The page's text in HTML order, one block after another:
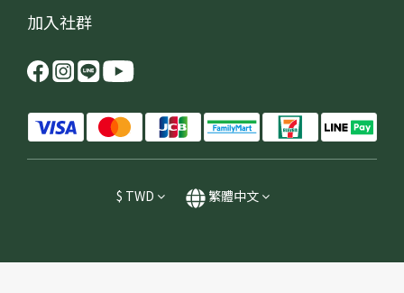
加入社群
$ TWD 繁體中文